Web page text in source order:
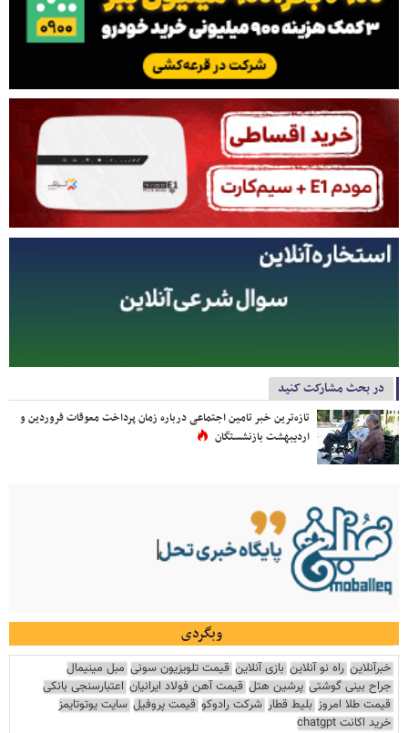
در بحث مشارکت کنید
تازه‌ترین خبر تامین اجتماعی درباره زمان پرداخت معوقات فروردین و
اردیبهشت بازنشستگان
وبگردی
خبرآنلاین راه نو آنلاین بازی آنلاین قیمت تلویزیون سونی مبل مینیمال
جراح بینی گوشتی پرشین هتل قیمت آهن فولاد ایرانیان اعتبارسنجی بانکی
قیمت طلا امروز بلیط قطار شرکت رادوکو قیمت پروفیل سایت یوتوتایمز
خرید اکانت chatgpt